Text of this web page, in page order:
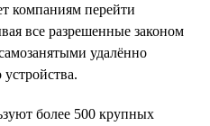
компаниям перейти
все разрешенные законом
удалённо
более 500 крупных